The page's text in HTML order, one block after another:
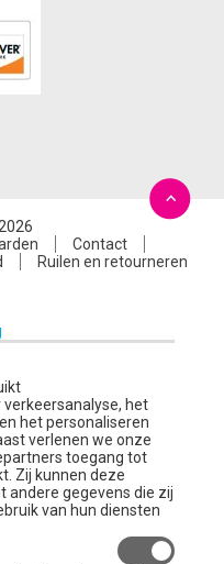
Contact
Ruilen en retourneren
het
het personaliseren
verlenen we onze
toegang tot
Zij kunnen deze
gegevens die zij
van hun diensten